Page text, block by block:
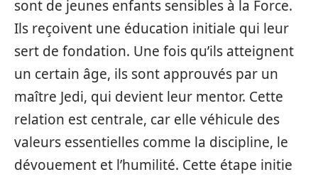
sont de jeunes enfants sensibles à la Force.
Ils reçoivent une éducation initiale qui leur
sert de fondation. Une fois qu’ils atteignent
un certain âge, ils sont approuvés par un
maître Jedi, qui devient leur mentor. Cette
relation est centrale, car elle véhicule des
valeurs essentielles comme la discipline, le
dévouement et l’humilité. Cette étape initie